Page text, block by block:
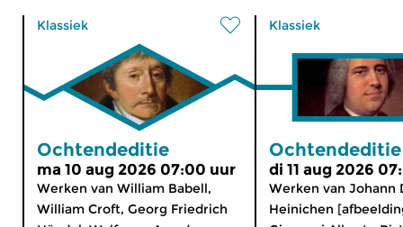
Klassiek
Ochtendeditie
ma 10 aug 2026 07:00 uur
Werken van William Babell,
William Croft, Georg Friedrich
Klassiek
Ochtendeditie
di 11 aug 2026
Werken van Johann
Heinichen